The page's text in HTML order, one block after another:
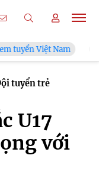
Tuyển Việt Nam đối
tuyển trẻ
U17
với